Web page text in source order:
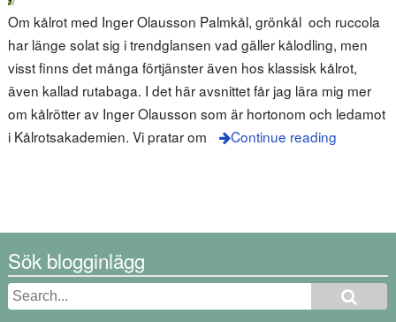
Om kålrot med Inger Olausson Palmkål, grönkål och ruccola
har länge solat sig i trendglansen vad gäller kålodling, men
visst finns det många förtjänster även hos klassisk kålrot,
även kallad rutabaga. I det här avsnittet får jag lära mig mer
om kålrötter av Inger Olausson som är hortonom och ledamot
i Kålrotsakademien. Vi pratar om
Continue reading
Sök blogginlägg